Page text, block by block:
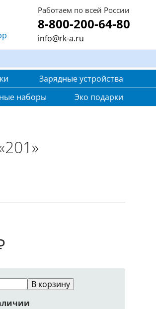
Работаем по всей России
8-800-200-64-80
info@rk-a.ru
Зарядные устройства
наборы Эко подарки
В корзину